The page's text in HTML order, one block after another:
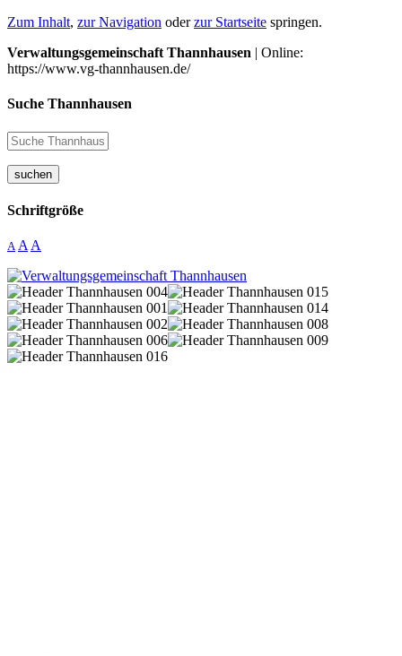
Zum Inhalt, zur Navigation oderzur Startseite springen.
Verwaltungsgemeinschaft Thannhausen | Online:
https://www.vg-thannhausen.de/
Suche Thannhausen
suchen
Schriftgröße
A A A